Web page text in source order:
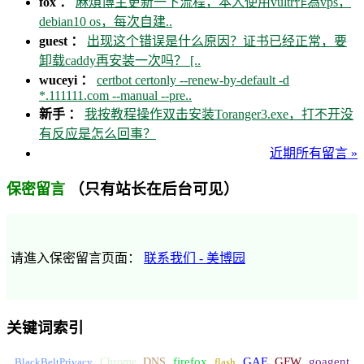
debian10 os，每次自建..
guest ： 出现这个错误是什么原因？证书已经正常，要
卸载caddy再安装一次吗？ [..
wuceyi ： certbot certonly --renew-by-default -d
*.111111.com --manual --pre..
新手 ： 我按教程操作双击安装Toranger3.exe，打不开没
有反应是怎么回事？
近期所有留言 »
保密留言 （只有站长在后台可见）
请進入保密留言页面： 联系我们 - 美博园
关键词索引